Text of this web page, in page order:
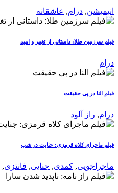
انیمیشن, درام, عاشقانه
فیلم سرزمین طلا: داستانی از تغییر و امید
درام
فیلم النا در پی حقیقت
درام, راز آلود
فیلم ماجرای کلاه قرمزی: جنایت در شب
ماجراجویی, کمدی, جنایی, فانتزی,